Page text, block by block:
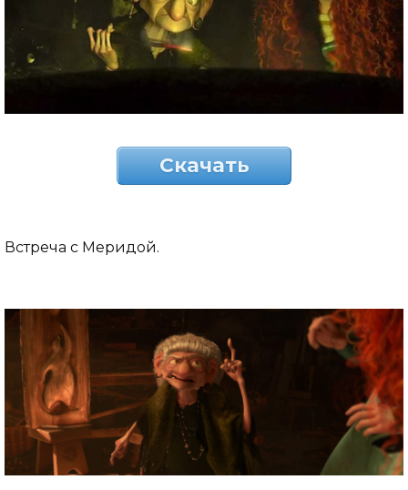
Скачать
Встреча с Меридой.